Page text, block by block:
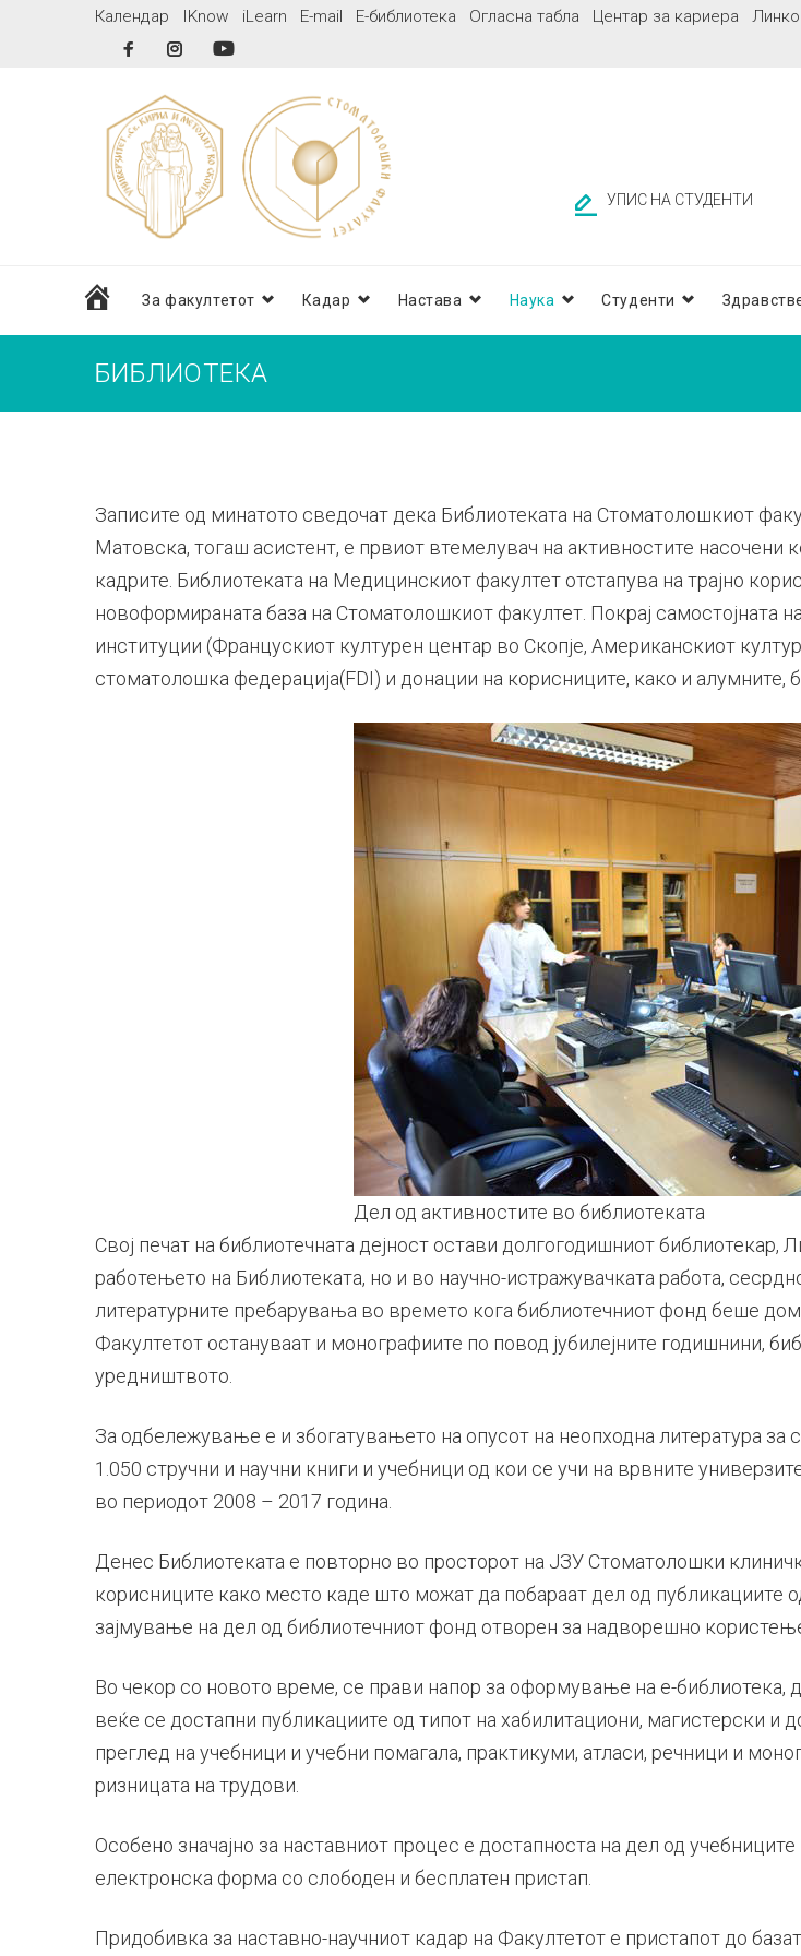
Календар IKnow iLearn E-mail Е-библиотека Огласна табла Центар за кариера
FacebookInstagram
УПИС НА СТУДЕНТИ
домаЗа факултетот Кадар Настава Наука Студенти
БИБЛИОТЕКА
Записите од минатото сведочат дека Библиотеката на Стоматолошкиот
Матовска, тогаш асистент, е првиот втемелувач на активностите насочени
кадрите. Библиотеката на Медицинскиот факултет отстапува на трајно
новоформираната база на Стоматолошкиот факултет. Покрај самостојната
институции (Францускиот културен центар во Скопје, Американскиот
стоматолошка федерација(FDI) и донации на корисниците, како и алумните,
Дел од активностите во библиотеката
Свој печат на библиотечната дејност остави долгогодишниот библиотекар,
работењето на Библиотеката, но и во научно-истражувачката работа,
литературните пребарувања во времето кога библиотечниот фонд беше
Факултетот остануваат и монографиите по повод јубилејните годишнини,
уредништвото.
За одбележување е и збогатувањето на опусот на неопходна литература
1.050 стручни и научни книги и учебници од кои се учи на врвните
во периодот 2008 – 2017 година.
Денес Библиотеката е повторно во просторот на ЈЗУ Стоматолошки
корисниците како место каде што можат да побараат дел од публикациите
зајмување на дел од библиотечниот фонд отворен за надворешно
Во чекор со новото време, се прави напор за оформување на е-библиотека,
веќе се достапни публикациите од типот на хабилитациони, магистерски
преглед на учебници и учебни помагала, практикуми, атласи, речници и
ризницата на трудови.
Особено значајно за наставниот процес е достапноста на дел од
електронска форма со слободен и бесплатен пристап.
Придобивка за наставно-научниот кадар на Факултетот е пристапот до